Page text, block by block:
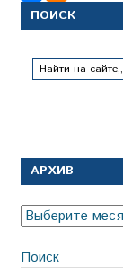
ПОИСК
АРХИВ
Архив
Поиск